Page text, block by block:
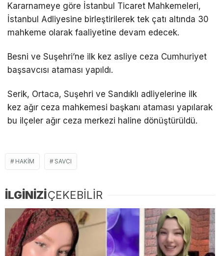
Kararnameye göre İstanbul Ticaret Mahkemeleri,
İstanbul Adliyesine birleştirilerek tek çatı altında 30
mahkeme olarak faaliyetine devam edecek.
Besni ve Suşehri’ne ilk kez asliye ceza Cumhuriyet
başsavcısı ataması yapıldı.
Serik, Ortaca, Suşehri ve Sandıklı adliyelerine ilk
kez ağır ceza mahkemesi başkanı ataması yapılarak
bu ilçeler ağır ceza merkezi haline dönüştürüldü.
HAKIM SAVCI
İLGİNİZİÇEKEBİLİR